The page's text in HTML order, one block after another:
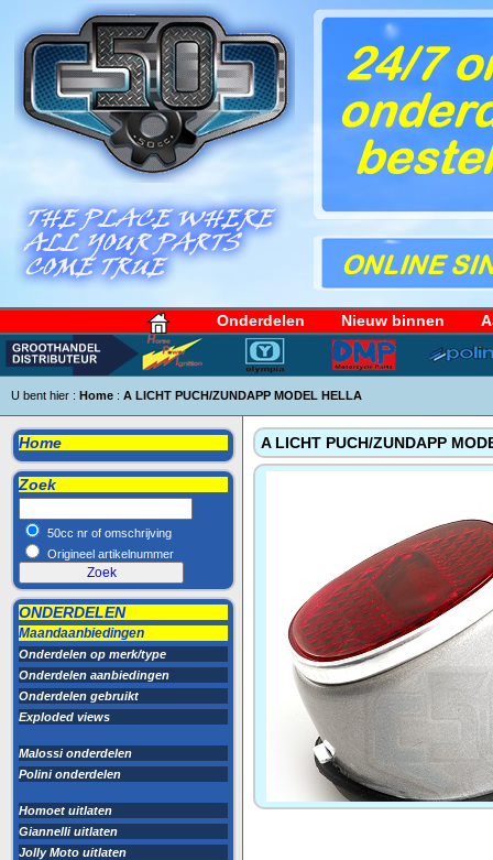
Onderdelen Nieuw binnen
U bent hier : Home : A LICHT PUCH/ZUNDAPP MODEL HELLA
Home
Zoek
50cc nr of omschrijving
Origineel artikelnummer
ONDERDELEN
Maandaanbiedingen
Onderdelen op merk/type
Onderdelen aanbiedingen
Onderdelen gebruikt
Exploded views
Malossi onderdelen
Polini onderdelen
Homoet uitlaten
Giannelli uitlaten
Jolly Moto uitlaten
A LICHT PUCH/ZUNDAPP